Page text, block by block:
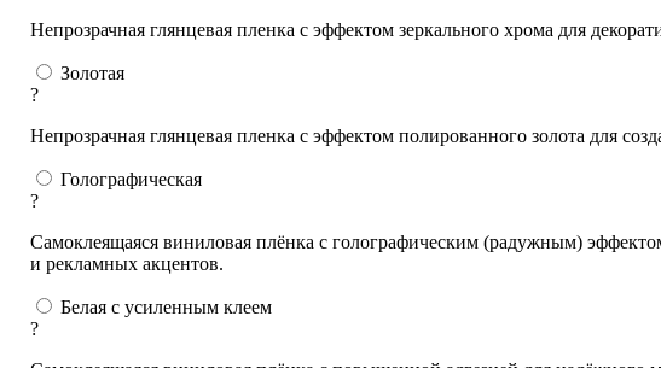
Непрозрачная глянцевая пленка с эффектом зеркального хрома для
Золотая
?
Непрозрачная глянцевая пленка с эффектом полированного золота для
Голографическая
?
Самоклеящаяся виниловая плёнка с голографическим (радужным)
и рекламных акцентов.
Белая с усиленным клеем
?